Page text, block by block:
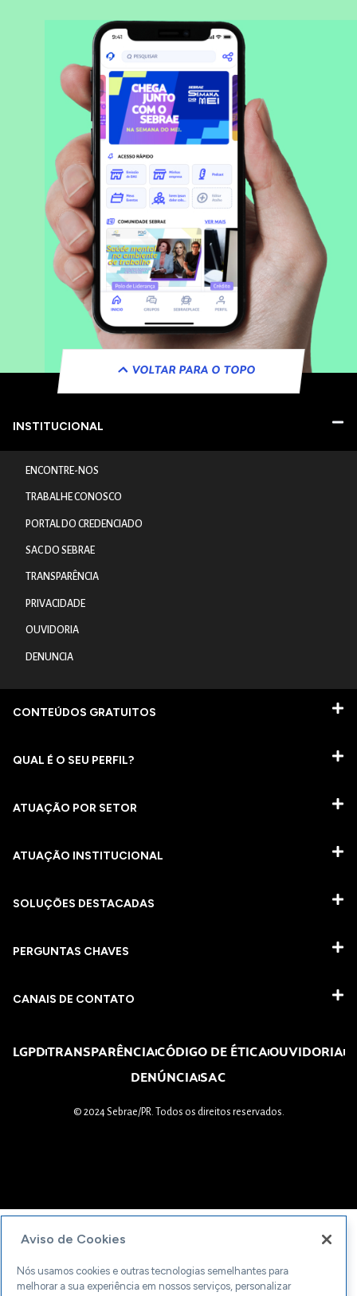
VOLTAR PARA O TOPO
INSTITUCIONAL
ENCONTRE-NOS
TRABALHE CONOSCO
PORTAL DO CREDENCIADO
SAC DO SEBRAE
TRANSPARÊNCIA
PRIVACIDADE
OUVIDORIA
DENUNCIA
CONTEÚDOS GRATUITOS
QUAL É O SEU PERFIL?
ATUAÇÃO POR SETOR
ATUAÇÃO INSTITUCIONAL
SOLUÇÕES DESTACADAS
PERGUNTAS CHAVES​
CANAIS DE CONTATO
LGPDTRANSPARÊNCIACÓDIGO DE ÉTICAOUVIDORIA
DENÚNCIASAC
© 2024 Sebrae/PR. Todos os direitos reservados.
Aviso de Cookies
Nós usamos cookies e outras tecnologias semelhantes para
melhorar a sua experiência em nossos serviços, personalizar